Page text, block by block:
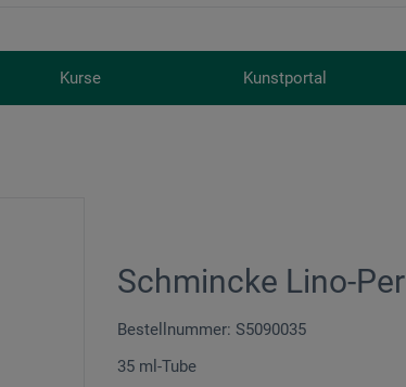
Kurse Kunstportal
Schmincke Lino-Perl
Bestellnummer: S5090035
35 ml-Tube